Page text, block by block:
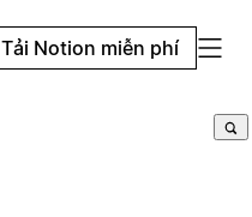
Tải Notion miễn phí